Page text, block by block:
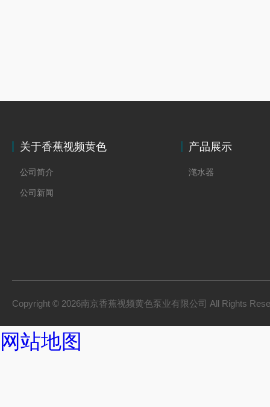
关于香蕉视频黄色
公司简介
公司新闻
产品展示
滗水器
Copyright © 2026南京香蕉视频黄色泵业有限公司 All Rights
网站地图